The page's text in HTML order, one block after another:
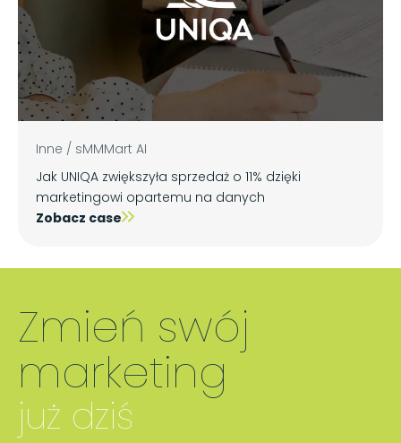
Inne / sMMMart AI
Jak UNIQA zwiększyła sprzedaż o 11% dzięki
marketingowi opartemu na danych
Zobacz case
Zmień swój
marketing
już dziś